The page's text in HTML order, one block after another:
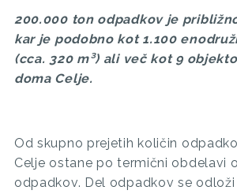
200.000 ton odpadkov je
kar je podobno kot 1.100
(cca. 320 m³) ali več kot 9
doma Celje.
Od skupno prejetih količin
Celje ostane po termični obdelavi
odpadkov. Del odpadkov se